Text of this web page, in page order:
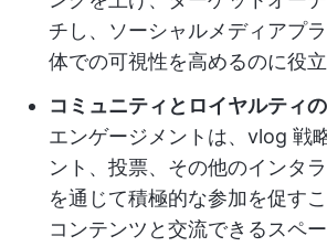
チし、ソーシャルメディアプ
体での可視性を高めるのに役立
コミュニティとロイヤルティの
エンゲージメントは、vlog 戦
ント、投票、その他のインタ
を通じて積極的な参加を促す
コンテンツと交流できるスペ